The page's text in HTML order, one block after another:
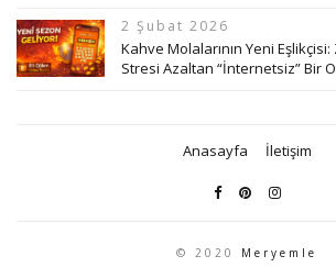
2 Şubat 2026
Kahve Molalarının Yeni
Stresi Azaltan “İnternetsiz” Bir
Anasayfa İletişim
© 2020 Meryemle